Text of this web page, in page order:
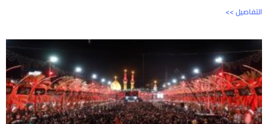
<< التفاصيل